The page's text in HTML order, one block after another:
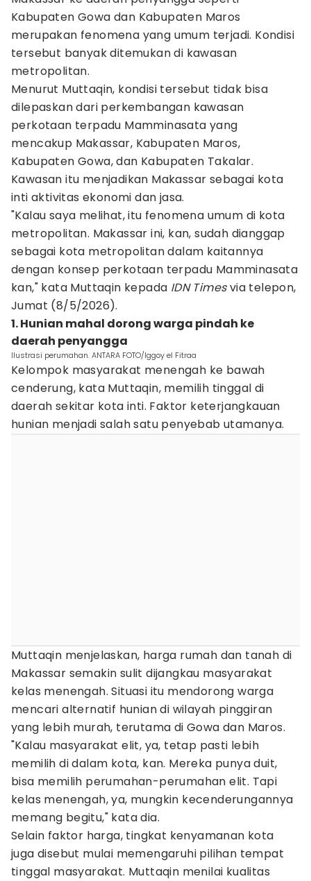
Kabupaten Gowa dan Kabupaten Maros
merupakan fenomena yang umum terjadi. Kondisi
tersebut banyak ditemukan di kawasan
metropolitan.
Menurut Muttaqin, kondisi tersebut tidak bisa
dilepaskan dari perkembangan kawasan
perkotaan terpadu Mamminasata yang
mencakup Makassar, Kabupaten Maros,
Kabupaten Gowa, dan Kabupaten Takalar.
Kawasan itu menjadikan Makassar sebagai kota
inti aktivitas ekonomi dan jasa.
"Kalau saya melihat, itu fenomena umum di kota
metropolitan. Makassar ini, kan, sudah dianggap
sebagai kota metropolitan dalam kaitannya
dengan konsep perkotaan terpadu Mamminasata
kan," kata Muttaqin kepada IDN Timesvia telepon,
Jumat (8/5/2026).
1. Hunian mahal dorong warga pindah ke
daerah penyangga
Ilustrasi perumahan. ANTARA FOTO/Iggoy el Fitraa
Kelompok masyarakat menengah ke bawah
cenderung, kata Muttaqin, memilih tinggal di
daerah sekitar kota inti. Faktor keterjangkauan
hunian menjadi salah satu penyebab utamanya.
Muttaqin menjelaskan, harga rumah dan tanah di
Makassar semakin sulit dijangkau masyarakat
kelas menengah. Situasi itu mendorong warga
mencari alternatif hunian di wilayah pinggiran
yang lebih murah, terutama di Gowa dan Maros.
"Kalau masyarakat elit, ya, tetap pasti lebih
memilih di dalam kota, kan. Mereka punya duit,
bisa memilih perumahan-perumahan elit. Tapi
kelas menengah, ya, mungkin kecenderungannya
memang begitu," kata dia.
Selain faktor harga, tingkat kenyamanan kota
juga disebut mulai memengaruhi pilihan tempat
tinggal masyarakat. Muttaqin menilai kualitas